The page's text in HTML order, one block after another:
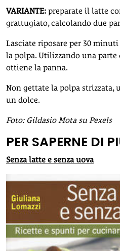
VARIANTE: preparate il latte
grattugiato, calcolando due
Lasciate riposare per 30
la polpa. Utilizzando una parte
ottiene la panna.
Non gettate la polpa strizzata,
un dolce.
Foto: Gildasio Mota su Pexels
PER SAPERNE DI
Senza latte e senza uova